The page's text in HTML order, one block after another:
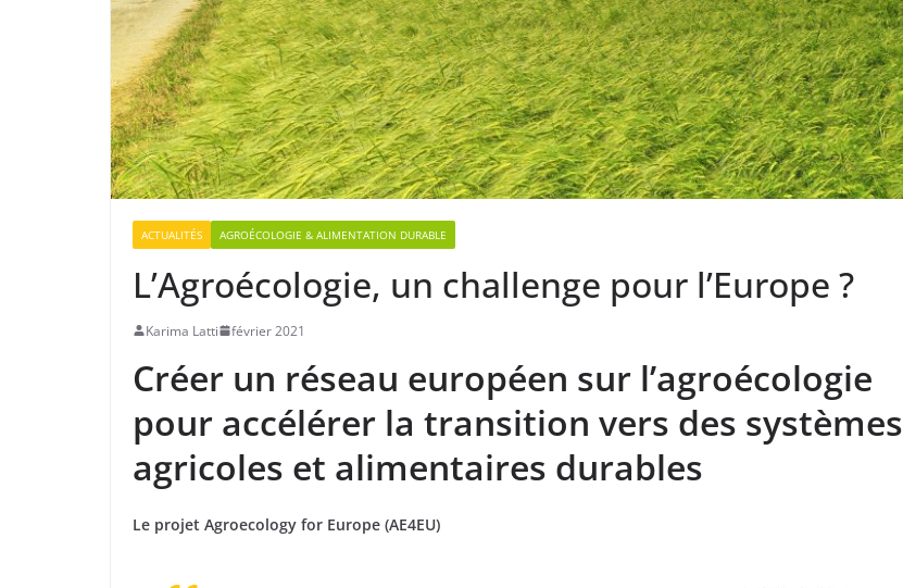
ACTUALITÉS AGROÉCOLOGIE & ALIMENTATION DURABLE
L’Agroécologie, un challenge pour l’Europe ?
Karima Latti février 2021
Créer un réseau européen sur l’agroécologie
pour accélérer la transition vers des systèmes
agricoles et alimentaires durables
Le projet Agroecology for Europe (AE4EU)